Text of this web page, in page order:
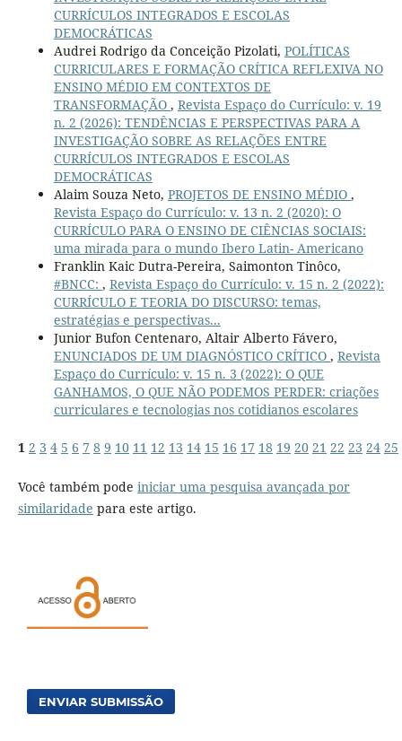
CURRÍCULOS INTEGRADOS E ESCOLAS
DEMOCRÁTICAS
Audrei Rodrigo da Conceição Pizolati, POLÍTICAS
CURRICULARES E FORMAÇÃO CRÍTICA REFLEXIVA NO
ENSINO MÉDIO EM CONTEXTOS DE
TRANSFORMAÇÃO , Revista Espaço do Currículo: v. 19
n. 2 (2026): TENDÊNCIAS E PERSPECTIVAS PARA A
INVESTIGAÇÃO SOBRE AS RELAÇÕES ENTRE
CURRÍCULOS INTEGRADOS E ESCOLAS
DEMOCRÁTICAS
Alaim Souza Neto, PROJETOS DE ENSINO MÉDIO ,
Revista Espaço do Currículo: v. 13 n. 2 (2020): O
CURRÍCULO PARA O ENSINO DE CIÊNCIAS SOCIAIS:
uma mirada para o mundo Ibero Latin- Americano
Franklin Kaic Dutra-Pereira, Saimonton Tinôco,
#BNCC: , Revista Espaço do Currículo: v. 15 n. 2 (2022):
CURRÍCULO E TEORIA DO DISCURSO: temas,
estratégias e perspectivas...
Junior Bufon Centenaro, Altair Alberto Fávero,
ENUNCIADOS DE UM DIAGNÓSTICO CRÍTICO , Revista
Espaço do Currículo: v. 15 n. 3 (2022): O QUE
GANHAMOS, O QUE NÃO PODEMOS PERDER: criações
curriculares e tecnologias nos cotidianos escolares
1 2 3 4 5 6 7 8 9 10 11 12 13 14 15 16 17 18 19 20 21 22 23 24 25
Você também pode iniciar uma pesquisa avançada por
similaridade para este artigo.
ENVIAR SUBMISSÃO